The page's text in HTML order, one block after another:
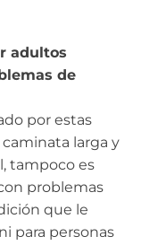
adultos
de
por estas
larga y
tampoco es
problemas
que le
para personas